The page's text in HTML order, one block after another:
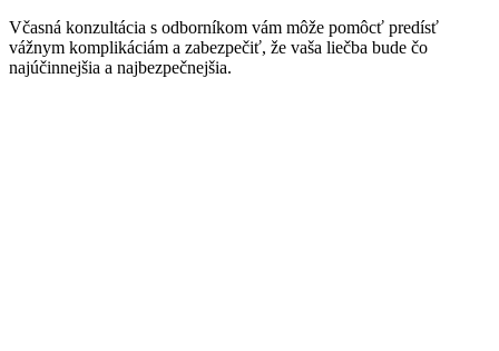
Včasná konzultácia s odborníkom vám môže pomôcť predísť
vážnym komplikáciám a zabezpečiť, že vaša liečba bude čo
najúčinnejšia a najbezpečnejšia.